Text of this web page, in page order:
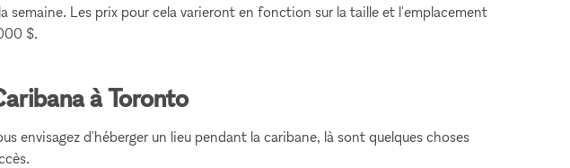
semaine. Les prix pour cela varieront en fonction sur la taille et l'emplacement
$.
à Toronto
envisagez d'héberger un lieu pendant la caribane, là sont quelques choses